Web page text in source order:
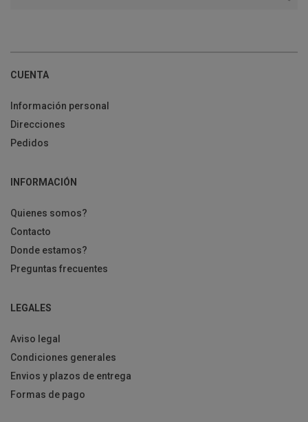
CUENTA
Información personal
Direcciones
Pedidos
INFORMACIÓN
Quienes somos?
Contacto
Donde estamos?
Preguntas frecuentes
LEGALES
Aviso legal
Condiciones generales
Envios y plazos de entrega
Formas de pago